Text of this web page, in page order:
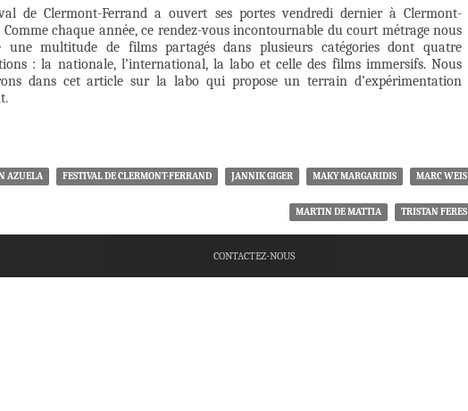
de Clermont-Ferrand a ouvert ses portes vendredi dernier à Clermont-
Comme chaque année, ce rendez-vous incontournable du court métrage nous
une multitude de films partagés dans plusieurs catégories dont quatre
: la nationale, l’international, la labo et celle des films immersifs. Nous
dans cet article sur la labo qui propose un terrain d’expérimentation
AZUELA FESTIVAL DE CLERMONT-FERRAND JANNIK GIGER MAKY MARGARIDIS MARC WEIS
MARTIN DE MATTIA TRISTAN FERES
CONTACTEZ-NOUS